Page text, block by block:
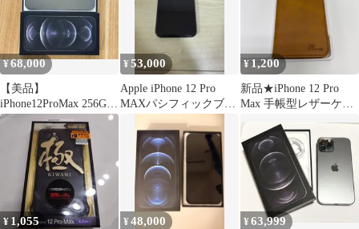
¥68,000
【美品】
iPhone12ProMax 256GB
SIMフリー バッテリ
¥53,000
Apple iPhone 12 Pro
MAXパシフィックブル
¥ 1,200
新品★iPhone 12 Pro
Max 手帳型レザーケー
¥ 1,055 ¥48,000 ¥63,999